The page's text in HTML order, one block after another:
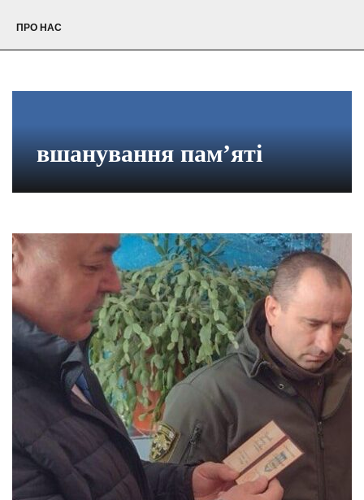
ПРО НАС
вшанування пам’яті